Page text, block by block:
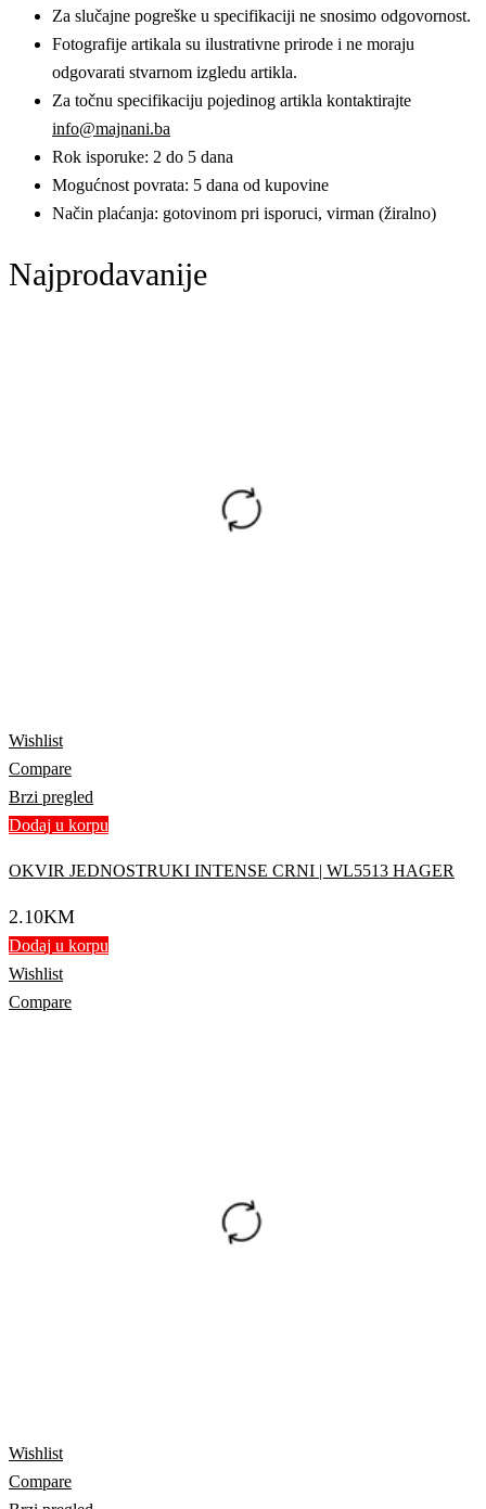
Za slučajne pogreške u specifikaciji ne snosimo odgovornost.
Fotografije artikala su ilustrativne prirode i ne moraju
odgovarati stvarnom izgledu artikla.
Za točnu specifikaciju pojedinog artikla kontaktirajte
info@majnani.ba
Rok isporuke: 2 do 5 dana
Mogućnost povrata: 5 dana od kupovine
Način plaćanja: gotovinom pri isporuci, virman (žiralno)
Najprodavanije
Wishlist
Compare
Brzi pregled
Dodaj u korpu
OKVIR JEDNOSTRUKI INTENSE CRNI | WL5513 HAGER
2.10KM
Dodaj u korpu
Wishlist
Compare
Wishlist
Compare